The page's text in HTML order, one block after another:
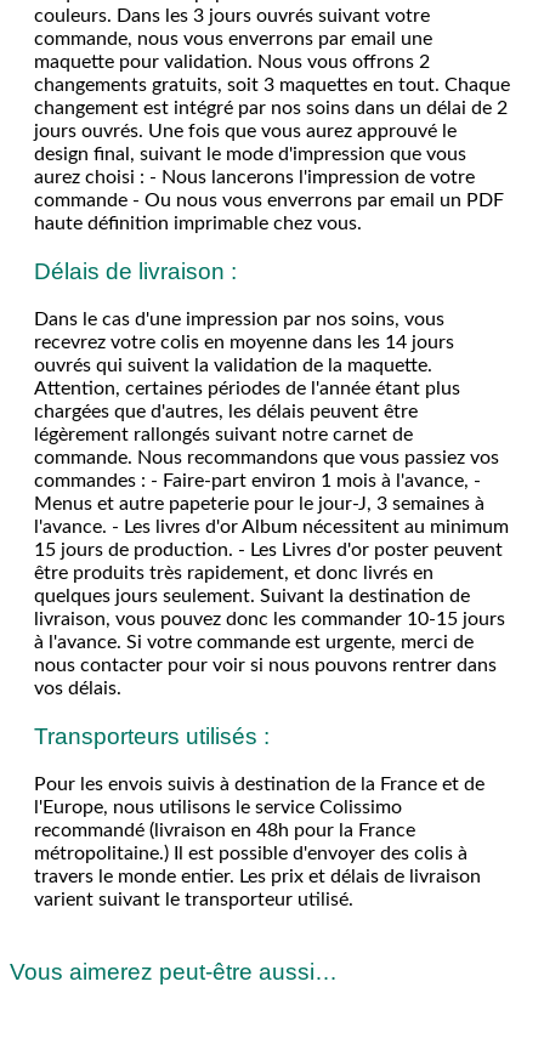
couleurs. Dans les 3 jours ouvrés suivant votre
commande, nous vous enverrons par email une
maquette pour validation. Nous vous offrons 2
changements gratuits, soit 3 maquettes en tout. Chaque
changement est intégré par nos soins dans un délai de 2
jours ouvrés. Une fois que vous aurez approuvé le
design final, suivant le mode d'impression que vous
aurez choisi : - Nous lancerons l'impression de votre
commande - Ou nous vous enverrons par email un PDF
haute définition imprimable chez vous.
Délais de livraison :
Dans le cas d'une impression par nos soins, vous
recevrez votre colis en moyenne dans les 14 jours
ouvrés qui suivent la validation de la maquette.
Attention, certaines périodes de l'année étant plus
chargées que d'autres, les délais peuvent être
légèrement rallongés suivant notre carnet de
commande. Nous recommandons que vous passiez vos
commandes : - Faire-part environ 1 mois à l'avance, -
Menus et autre papeterie pour le jour-J, 3 semaines à
l'avance. - Les livres d'or Album nécessitent au minimum
15 jours de production. - Les Livres d'or poster peuvent
être produits très rapidement, et donc livrés en
quelques jours seulement. Suivant la destination de
livraison, vous pouvez donc les commander 10-15 jours
à l'avance. Si votre commande est urgente, merci de
nous contacter pour voir si nous pouvons rentrer dans
vos délais.
Transporteurs utilisés :
Pour les envois suivis à destination de la France et de
l'Europe, nous utilisons le service Colissimo
recommandé (livraison en 48h pour la France
métropolitaine.) Il est possible d'envoyer des colis à
travers le monde entier. Les prix et délais de livraison
varient suivant le transporteur utilisé.
Vous aimerez peut-être aussi…